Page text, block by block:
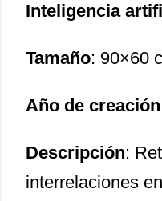
Inteligencia
Tamaño: 90×60
Año de creación
Descripción:
interrelaciones